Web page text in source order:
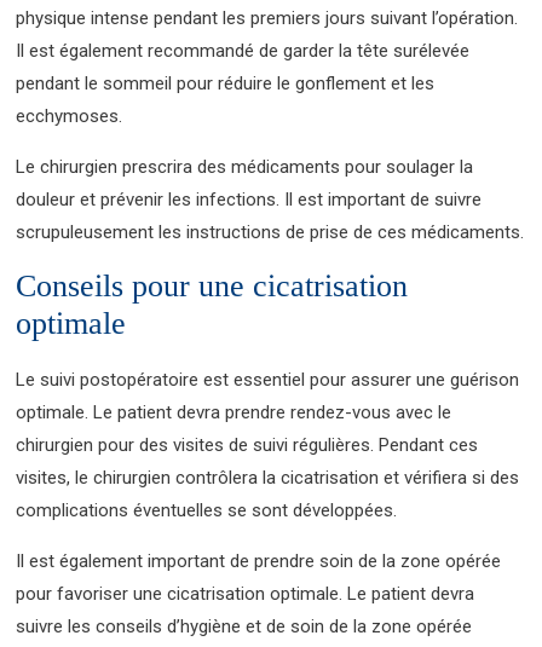
physique intense pendant les premiers jours suivant l’opération.
Il est également recommandé de garder la tête surélevée
pendant le sommeil pour réduire le gonflement et les
ecchymoses.
Le chirurgien prescrira des médicaments pour soulager la
douleur et prévenir les infections. Il est important de suivre
scrupuleusement les instructions de prise de ces médicaments.
Conseils pour une cicatrisation
optimale
Le suivi postopératoire est essentiel pour assurer une guérison
optimale. Le patient devra prendre rendez-vous avec le
chirurgien pour des visites de suivi régulières. Pendant ces
visites, le chirurgien contrôlera la cicatrisation et vérifiera si des
complications éventuelles se sont développées.
Il est également important de prendre soin de la zone opérée
pour favoriser une cicatrisation optimale. Le patient devra
suivre les conseils d’hygiène et de soin de la zone opérée